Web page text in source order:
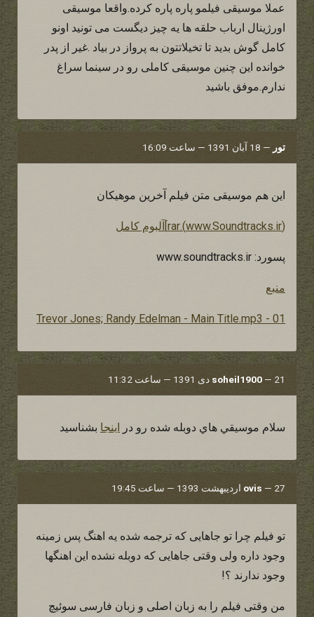
عملا موسیقی فیلمو پاره پاره کرده.واقعا موسیقی
اورژینال ارباب حلقه ها یه چیز دیگست می تونید اونو
کامل گوش بدید تا تخیلاتتون به پرواز در بیاد .غیر از پدر
خوانده این چنین موسیقی کاملی رو در سینما سراغ
ندارم.موفق باشید
تور — 18 آبان 1391 — ساعت 16:09
این هم موسیقی متن فیلم آخرین موهیکان
(www.Soundtracks.ir).rar]آلبوم کامل
پسورد: www.soundtracks.ir
منبع
01 - Trevor Jones; Randy Edelman - Main Title.mp3
soheil1900 — 21 دی 1391 — ساعت 11:32
سلام موسيقي هاي دوبله شده رو در اينجا بشناسيد
ovis — 27 اردیبهشت 1393 — ساعت 19:45
تو فیلم چرا تو جاهایی که ترجمه شده یه اهنگ پس زمینه
وجود داره ولی وقتی جاهایی که دوبله نشده این اهنگها
وجود ندارند ؟!
من وقتی فیلم را به زبان اصلی و زبان فارسی سوئیچ